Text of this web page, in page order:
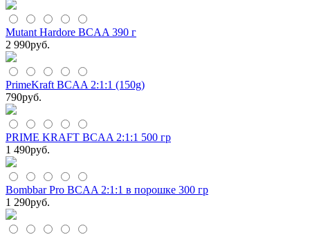
Mutant Hardore BCAA 390 г
2 990руб.
PrimeKraft BCAA 2:1:1 (150g)
790руб.
PRIME KRAFT BCAA 2:1:1 500 гр
1 490руб.
Bombbar Pro BCAA 2:1:1 в порошке 300 гр
1 290руб.